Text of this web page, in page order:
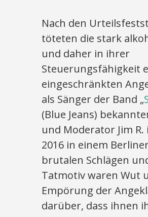
Nach den
töteten die stark
und daher in ihrer
Steuerungsfähigkeit
eingeschränkten
als Sänger der Band „
(Blue Jeans)
und Moderator Jim R.
2016 in einem
brutalen Schlägen
Tatmotiv waren Wut
Empörung der
darüber, dass ihnen